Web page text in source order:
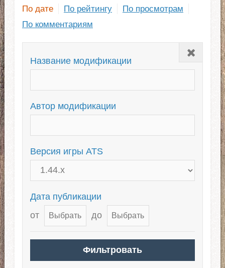
По дате По рейтингу
По просмотрам
По комментариям
Закрыть
Название модификации
Автор модификации
Версия игры ATS
Дата публикации
от
до